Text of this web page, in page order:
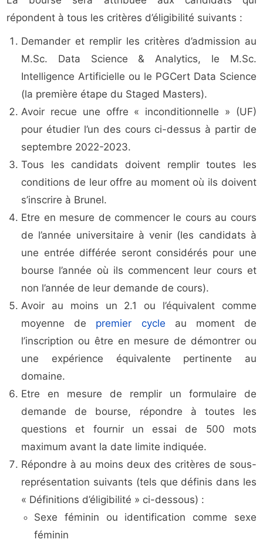
répondent à tous les critères d’éligibilité suivants :
Demander et remplir les critères d’admission au
M.Sc. Data Science & Analytics, le M.Sc.
Intelligence Artificielle ou le PGCert Data Science
(la première étape du Staged Masters).
Avoir recue une offre « inconditionnelle » (UF)
pour étudier l’un des cours ci-dessus à partir de
septembre 2022-2023.
Tous les candidats doivent remplir toutes les
conditions de leur offre au moment où ils doivent
s’inscrire à Brunel.
Etre en mesure de commencer le cours au cours
de l’année universitaire à venir (les candidats à
une entrée différée seront considérés pour une
bourse l’année où ils commencent leur cours et
non l’année de leur demande de cours).
Avoir au moins un 2.1 ou l’équivalent comme
moyenne de premier cycle au moment de
l’inscription ou être en mesure de démontrer ou
une expérience équivalente pertinente au
domaine.
Etre en mesure de remplir un formulaire de
demande de bourse, répondre à toutes les
questions et fournir un essai de 500 mots
maximum avant la date limite indiquée.
Répondre à au moins deux des critères de sous-
représentation suivants (tels que définis dans les
« Définitions d’éligibilité » ci-dessous) :
Sexe féminin ou identification comme sexe
féminin